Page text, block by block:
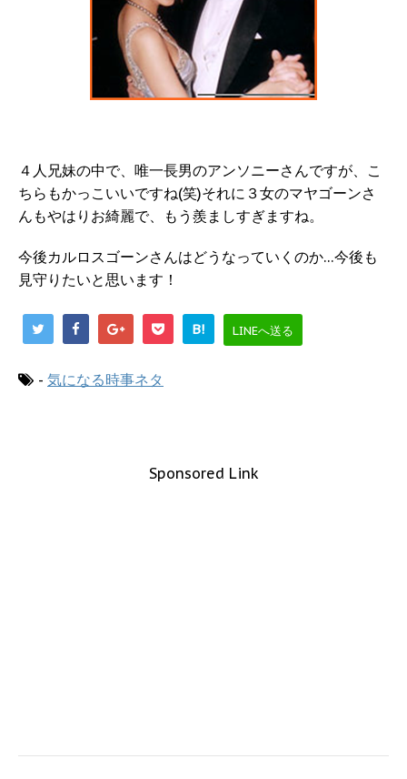
４人兄妹の中で、唯一長男のアンソニーさんですが、こ
ちらもかっこいいですね(笑)それに３女のマヤゴーンさ
んもやはりお綺麗で、もう羨ましすぎますね。
今後カルロスゴーンさんはどうなっていくのか…今後も
見守りたいと思います！
B! LINEへ送る
- 気になる時事ネタ
Sponsored Link